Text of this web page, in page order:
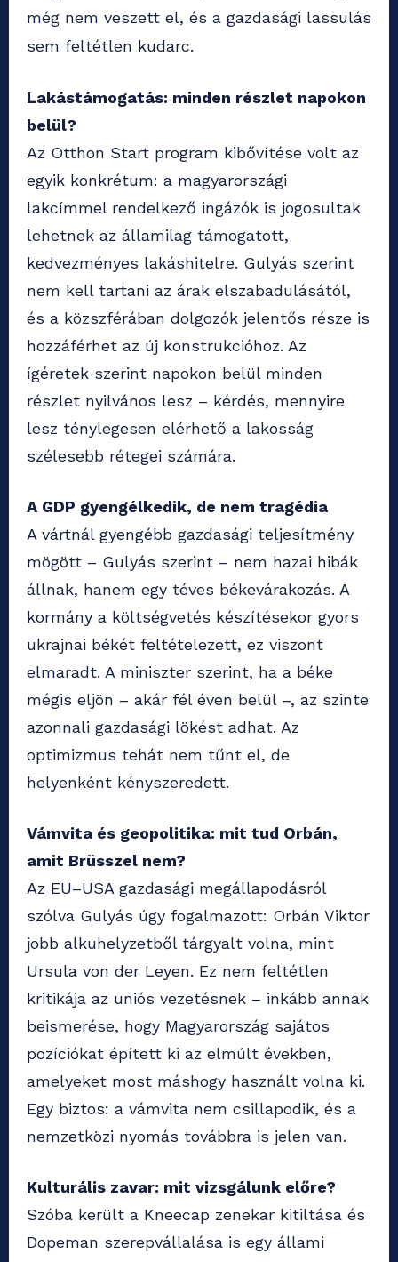
még nem veszett el, és a gazdasági lassulás
sem feltétlen kudarc.
Lakástámogatás: minden részlet napokon
belül?
Az Otthon Start program kibővítése volt az
egyik konkrétum: a magyarországi
lakcímmel rendelkező ingázók is jogosultak
lehetnek az államilag támogatott,
kedvezményes lakáshitelre. Gulyás szerint
nem kell tartani az árak elszabadulásától,
és a közszférában dolgozók jelentős része is
hozzáférhet az új konstrukcióhoz. Az
ígéretek szerint napokon belül minden
részlet nyilvános lesz – kérdés, mennyire
lesz ténylegesen elérhető a lakosság
szélesebb rétegei számára.
A GDP gyengélkedik, de nem tragédia
A vártnál gyengébb gazdasági teljesítmény
mögött – Gulyás szerint – nem hazai hibák
állnak, hanem egy téves békevárakozás. A
kormány a költségvetés készítésekor gyors
ukrajnai békét feltételezett, ez viszont
elmaradt. A miniszter szerint, ha a béke
mégis eljön – akár fél éven belül –, az szinte
azonnali gazdasági lökést adhat. Az
optimizmus tehát nem tűnt el, de
helyenként kényszeredett.
Vámvita és geopolitika: mit tud Orbán,
amit Brüsszel nem?
Az EU–USA gazdasági megállapodásról
szólva Gulyás úgy fogalmazott: Orbán Viktor
jobb alkuhelyzetből tárgyalt volna, mint
Ursula von der Leyen. Ez nem feltétlen
kritikája az uniós vezetésnek – inkább annak
beismerése, hogy Magyarország sajátos
pozíciókat épített ki az elmúlt években,
amelyeket most máshogy használt volna ki.
Egy biztos: a vámvita nem csillapodik, és a
nemzetközi nyomás továbbra is jelen van.
Kulturális zavar: mit vizsgálunk előre?
Szóba került a Kneecap zenekar kitiltása és
Dopeman szerepvállalása is egy állami